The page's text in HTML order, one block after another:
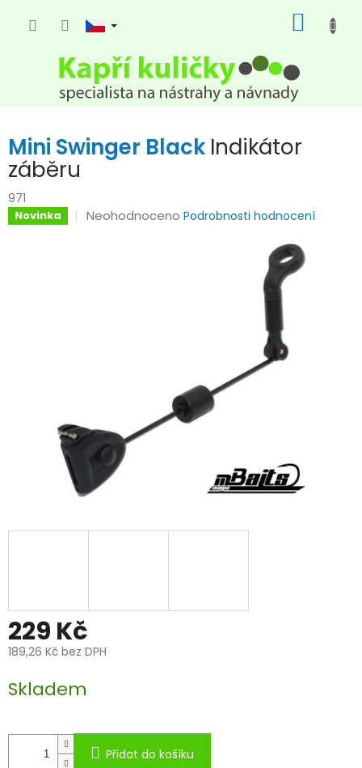
KOŠÍK
Mini Swinger Black Indikátor
záběru
971
Novinka
Průměrné
Neohodnoceno Podrobnosti hodnocení
229 Kč
189,26 Kč bez DPH
cena:
Skladem
Přidat do košíku